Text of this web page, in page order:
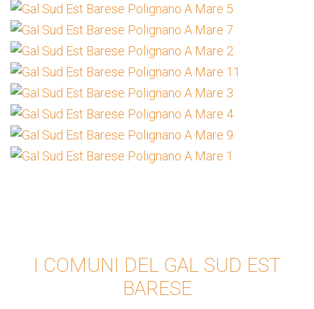
I COMUNI DEL GAL SUD EST
BARESE